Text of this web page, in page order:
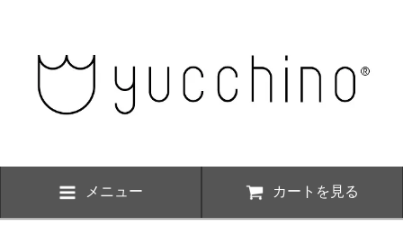
メニュー カートを見る